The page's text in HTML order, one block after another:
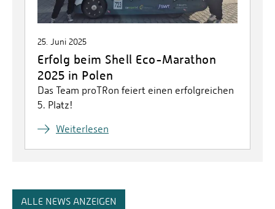
25. Juni 2025
Erfolg beim Shell Eco-Marathon
2025 in Polen
Das Team proTRon feiert einen erfolgreichen
5. Platz!
Weiterlesen
ALLE NEWS ANZEIGEN